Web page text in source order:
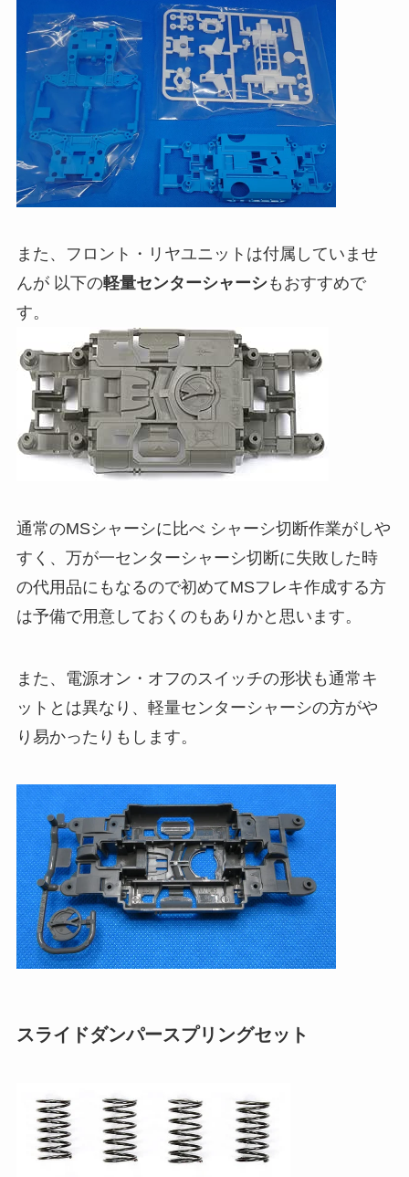
また、フロント・リヤユニットは付属していませ
んが 以下の軽量センターシャーシもおすすめで
す。
通常のMSシャーシに比べ シャーシ切断作業がしや
すく、万が一センターシャーシ切断に失敗した時
の代用品にもなるので初めてMSフレキ作成する方
は予備で用意しておくのもありかと思います。
また、電源オン・オフのスイッチの形状も通常キ
ットとは異なり、軽量センターシャーシの方がや
り易かったりもします。
スライドダンパースプリングセット